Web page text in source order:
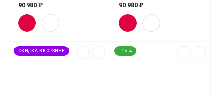
90 980 ₽ 90 980 ₽
СКИДКА В КОРЗИНЕ - 15 %